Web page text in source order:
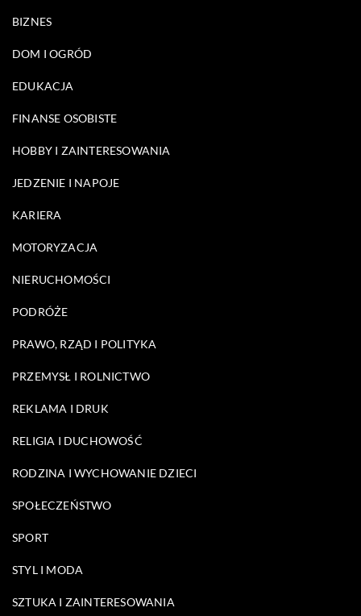
BIZNES
DOM I OGRÓD
EDUKACJA
FINANSE OSOBISTE
HOBBY I ZAINTERESOWANIA
JEDZENIE I NAPOJE
KARIERA
MOTORYZACJA
NIERUCHOMOŚCI
PODRÓŻE
PRAWO, RZĄD I POLITYKA
PRZEMYSŁ I ROLNICTWO
REKLAMA I DRUK
RELIGIA I DUCHOWOŚĆ
RODZINA I WYCHOWANIE DZIECI
SPOŁECZEŃSTWO
SPORT
STYL I MODA
SZTUKA I ZAINTERESOWANIA